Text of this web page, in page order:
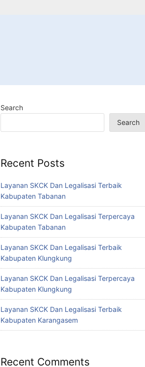
Search
Search
Recent Posts
Layanan SKCK Dan Legalisasi Terbaik
Kabupaten Tabanan
Layanan SKCK Dan Legalisasi Terpercaya
Kabupaten Tabanan
Layanan SKCK Dan Legalisasi Terbaik
Kabupaten Klungkung
Layanan SKCK Dan Legalisasi Terpercaya
Kabupaten Klungkung
Layanan SKCK Dan Legalisasi Terbaik
Kabupaten Karangasem
Recent Comments